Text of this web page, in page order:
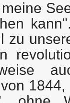
zu